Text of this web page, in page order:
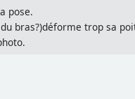
pose.
bras?)déforme trop sa